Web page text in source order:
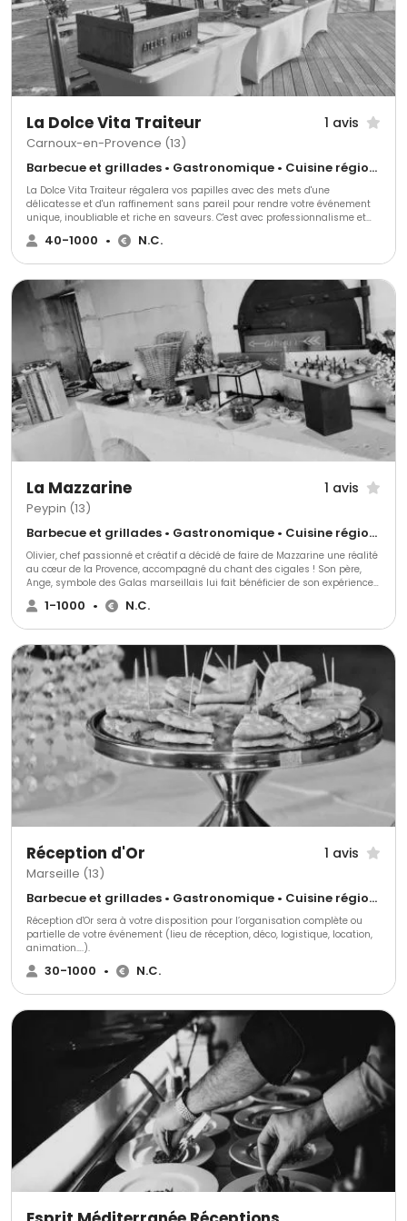
La Dolce Vita Traiteur 1 avis
Carnoux-en-Provence (13)
Barbecue et grillades • Gastronomique • Cuisine régionale
La Dolce Vita Traiteur régalera vos papilles avec des mets d'une
délicatesse et d'un raffinement sans pareil pour rendre votre événement
unique, inoubliable et riche en saveurs. C'est avec professionnalisme et
passion que toute l'équipe de La Dolce Vita Traiteur concevra et réalisera
votre réception. Un menu d'exception composé de mets de qualité, frais et
votre budget.
40-1000 • N.C.
La Mazzarine 1 avis
Peypin (13)
Barbecue et grillades • Gastronomique • Cuisine régionale
Olivier, chef passionné et créatif a décidé de faire de Mazzarine une réalité
au cœur de la Provence, accompagné du chant des cigales ! Son père,
Ange, symbole des Galas marseillais lui fait bénéficier de son expérience
en le promulguant directeur de réception. Aujourd'hui, La Mazzarine,
entreprise de savoir-faire, allie innovation, passion et authenticité pour
réception à la hauteur de votre imagination.
1-1000 • N.C.
Réception d'Or 1 avis
Marseille (13)
Barbecue et grillades • Gastronomique • Cuisine régionale
Réception d'Or sera à votre disposition pour l’organisation complète ou
partielle de votre événement (lieu de réception, déco, logistique, location,
animation….).
30-1000 • N.C.